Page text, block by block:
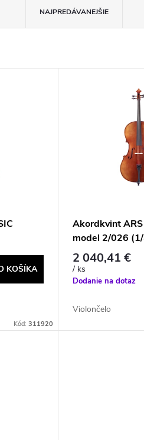
NAJPREDÁVANEJŠIE
KOŠÍKA
Kód: 311920
Akordkvint ARS
model 2/026
2 040,41 €
/ ks
Dodanie na dotaz
Violončelo